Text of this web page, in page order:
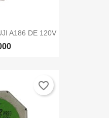
A186 DE 120V
favorite_border